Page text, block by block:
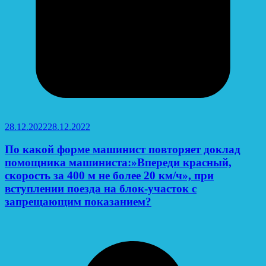
28.12.202228.12.2022
По какой форме машинист повторяет доклад
помощника машиниста:»Впереди красный,
скорость за 400 м не более 20 км/ч», при
вступлении поезда на блок-участок с
запрещающим показанием?